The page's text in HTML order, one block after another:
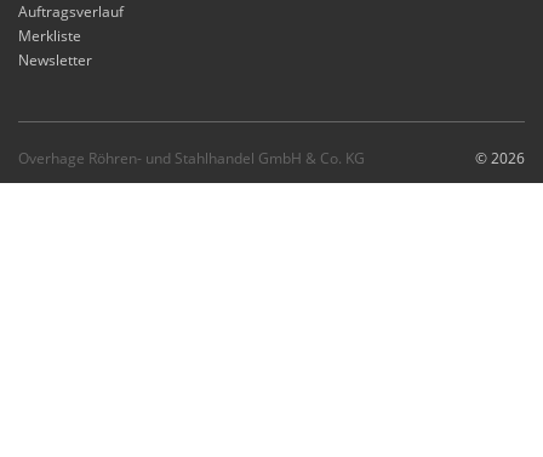
Auftragsverlauf
Merkliste
Newsletter
Overhage Röhren- und Stahlhandel GmbH & Co. KG © 2026